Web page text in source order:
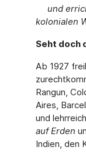
und
kolonialen
Seht doch
Ab 1927
Rangun,
Aires,
und
auf Erden
Indien, den